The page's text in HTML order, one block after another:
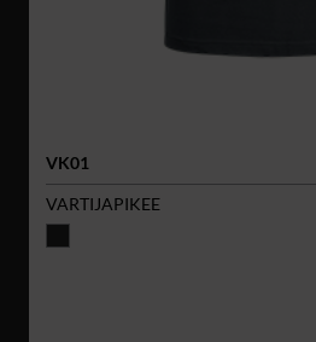
VK01
VARTIJAPIKEE